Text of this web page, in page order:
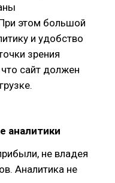
этом большой
и удобство
зрения
сайт должен
аналитики
не владея
Аналитика не